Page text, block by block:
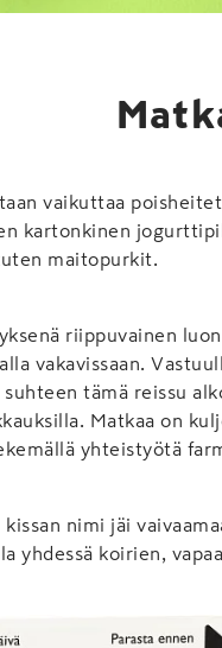
vaikuttaa
kartonkinen
maitopurkit.
riippuvainen
vakavissaan.
suhteen tämä reissu
Matkaa on
yhteistyötä
kissan nimi jäi
yhdessä koirien,